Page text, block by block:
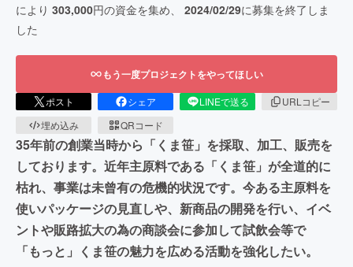
により 303,000円の資金を集め、 2024/02/29に募集を終了しま
した
もう一度プロジェクトをやってほしい
ポスト シェア LINEで送る
URLコピー
埋め込み
QRコード
35年前の創業当時から「くま笹」を採取、加工、販売を
しております。近年主原料である「くま笹」が全道的に
枯れ、事業は未曾有の危機的状況です。今ある主原料を
使いパッケージの見直しや、新商品の開発を行い、イベ
ントや販路拡大の為の商談会に参加して試飲会等で
「もっと」くま笹の魅力を広める活動を強化したい。